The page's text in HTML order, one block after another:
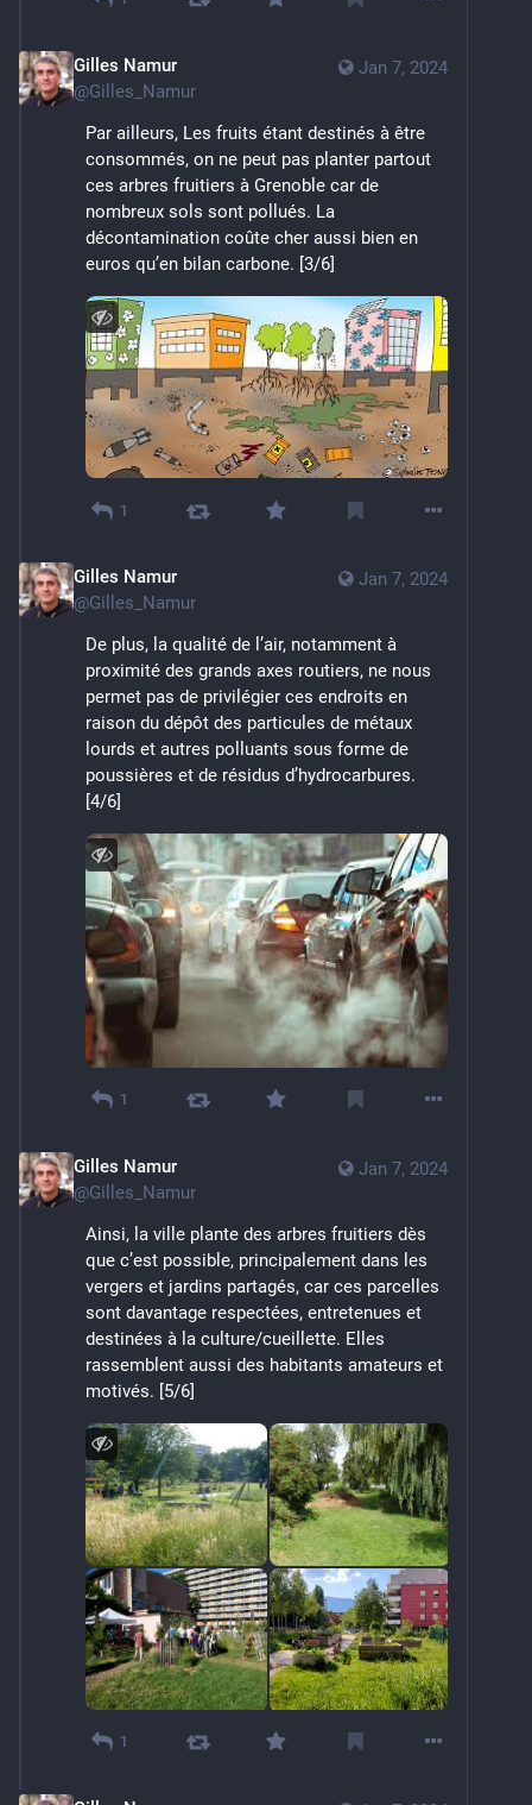
Jan 7, 2024
Gilles Namur
@Gilles_Namur
Par ailleurs, Les fruits étant destinés à être
consommés, on ne peut pas planter partout
ces arbres fruitiers à Grenoble car de
nombreux sols sont pollués. La
décontamination coûte cher aussi bien en
euros qu’en bilan carbone. [3/6]
1
Jan 7, 2024
Gilles Namur
@Gilles_Namur
De plus, la qualité de l’air, notamment à
proximité des grands axes routiers, ne nous
permet pas de privilégier ces endroits en
raison du dépôt des particules de métaux
lourds et autres polluants sous forme de
poussières et de résidus d’hydrocarbures.
[4/6]
1
Jan 7, 2024
Gilles Namur
@Gilles_Namur
Ainsi, la ville plante des arbres fruitiers dès
que c’est possible, principalement dans les
vergers et jardins partagés, car ces parcelles
sont davantage respectées, entretenues et
destinées à la culture/cueillette. Elles
rassemblent aussi des habitants amateurs et
motivés. [5/6]
1